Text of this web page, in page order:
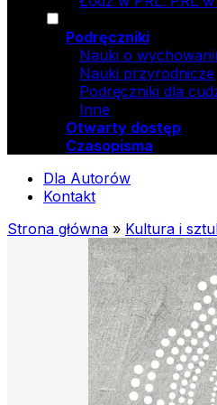
Podręczniki
Nauki o
Nauki przyrodnicze
Podręczniki dla
Inne
Otwarty dostęp
Czasopisma
Dla Autorów
Kontakt
Strona główna » Kultura i